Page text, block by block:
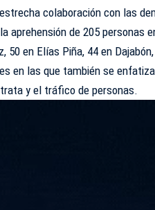
colaboración con las
aprehensión de 205 personas
50 en Elías Piña, 44 en
en las que también se
y el tráfico de personas.